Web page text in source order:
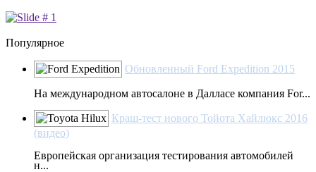
Популярное
Обновленный Ford Expedition 2015
На международном автосалоне в Далласе компания For...
Краш-тест нового Тойота Хайлюкс 2016
(видео)
Европейская организация тестирования автомобилей
н...